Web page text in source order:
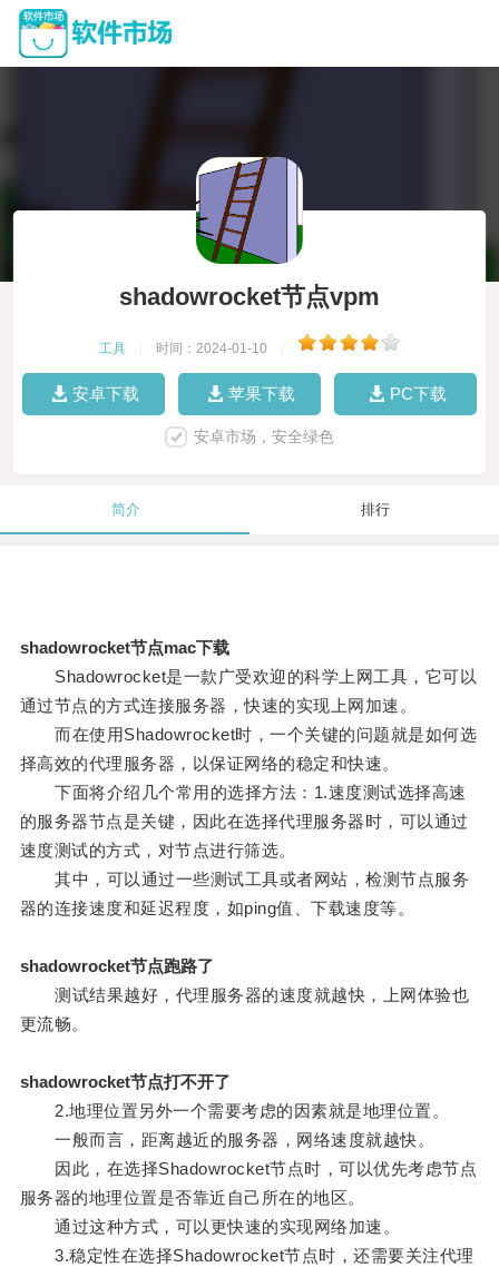
shadowrocket节点vpm
工具 时间：2024-01-10
安卓下载 苹果下载 PC下载
安卓市场，安全绿色
简介 排行
shadowrocket节点mac下载
Shadowrocket是一款广受欢迎的科学上网工具，它可以
通过节点的方式连接服务器，快速的实现上网加速。
而在使用Shadowrocket时，一个关键的问题就是如何选
择高效的代理服务器，以保证网络的稳定和快速。
下面将介绍几个常用的选择方法：1.速度测试选择高速
的服务器节点是关键，因此在选择代理服务器时，可以通过
速度测试的方式，对节点进行筛选。
其中，可以通过一些测试工具或者网站，检测节点服务
器的连接速度和延迟程度，如ping值、下载速度等。
shadowrocket节点跑路了
测试结果越好，代理服务器的速度就越快，上网体验也
更流畅。
shadowrocket节点打不开了
2.地理位置另外一个需要考虑的因素就是地理位置。
一般而言，距离越近的服务器，网络速度就越快。
因此，在选择Shadowrocket节点时，可以优先考虑节点
服务器的地理位置是否靠近自己所在的地区。
通过这种方式，可以更快速的实现网络加速。
3.稳定性在选择Shadowrocket节点时，还需要关注代理